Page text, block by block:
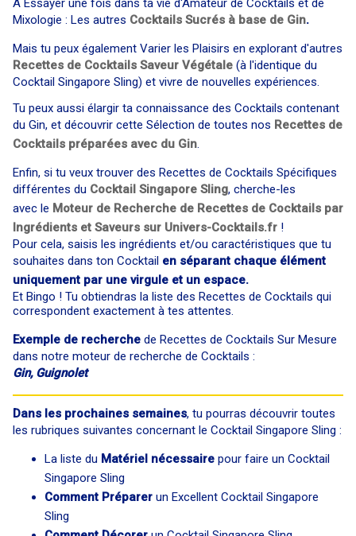
A Essayer une fois dans ta vie d'Amateur de Cocktails et de
Mixologie : Les autres Cocktails Sucrés à base de Gin.
Mais tu peux également Varier les Plaisirs en explorant d'autres
Recettes de Cocktails Saveur Végétale (à l'identique du
Cocktail Singapore Sling) et vivre de nouvelles expériences.
Tu peux aussi élargir ta connaissance des Cocktails contenant
du Gin, et découvrir cette Sélection de toutes nos Recettes de
Cocktails préparées avec du Gin.
Enfin, si tu veux trouver des Recettes de Cocktails Spécifiques
différentes du Cocktail Singapore Sling, cherche-les
avec le Moteur de Recherche de Recettes de Cocktails par
Ingrédients et Saveurs sur Univers-Cocktails.fr !
Pour cela, saisis les ingrédients et/ou caractéristiques que tu
souhaites dans ton Cocktail en séparant chaque élément
uniquement par une virgule et un espace.
Et Bingo ! Tu obtiendras la liste des Recettes de Cocktails qui
correspondent exactement à tes attentes.
Exemple de recherche de Recettes de Cocktails Sur Mesure
dans notre moteur de recherche de Cocktails :
Gin, Guignolet
Dans les prochaines semaines, tu pourras découvrir toutes
les rubriques suivantes concernant le Cocktail Singapore Sling :
La liste du Matériel nécessaire pour faire un Cocktail
Singapore Sling
Comment Préparer un Excellent Cocktail Singapore
Sling